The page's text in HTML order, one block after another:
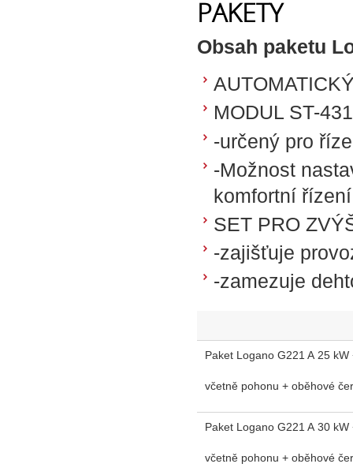
PAKETY
Obsah paketu
MODUL ST-
-určený pro
-Možnost
komfortní
SET PRO
-zajišťuje
-zamezuje
Paket Logano G221 A 25
včetně pohonu + oběhové
Paket Logano G221 A 30
včetně pohonu + oběhové